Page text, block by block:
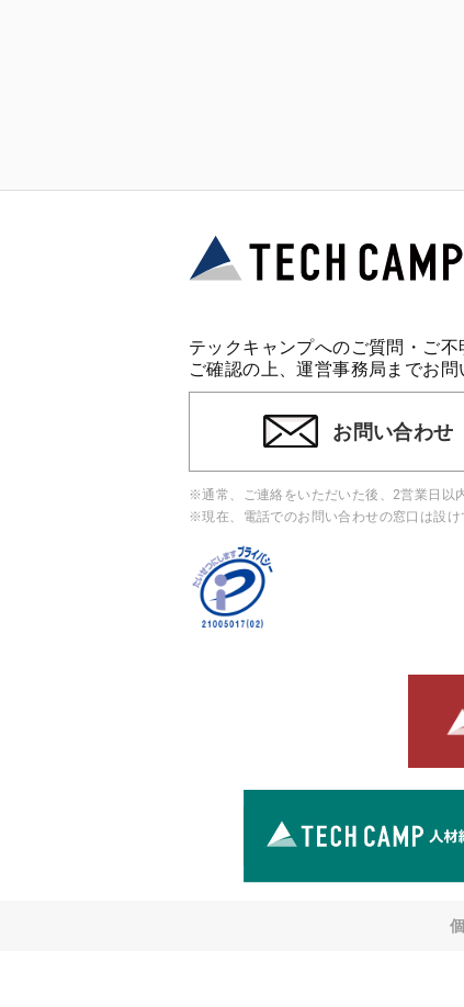
テックキャンプへのご質問・ご不
ご確認の上、運営事務局までお問
お問い合わせ
※通常、ご連絡をいただいた後、2営業日以
※現在、電話でのお問い合わせの窓口は設け